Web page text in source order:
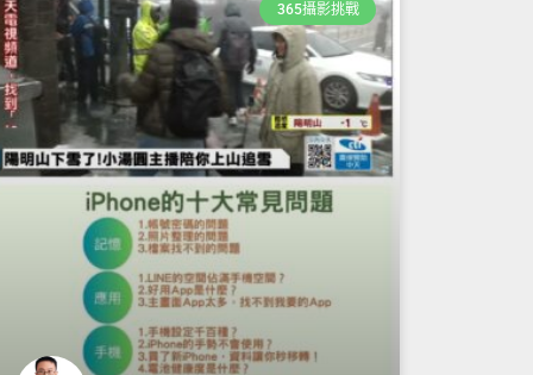
365攝影挑戰